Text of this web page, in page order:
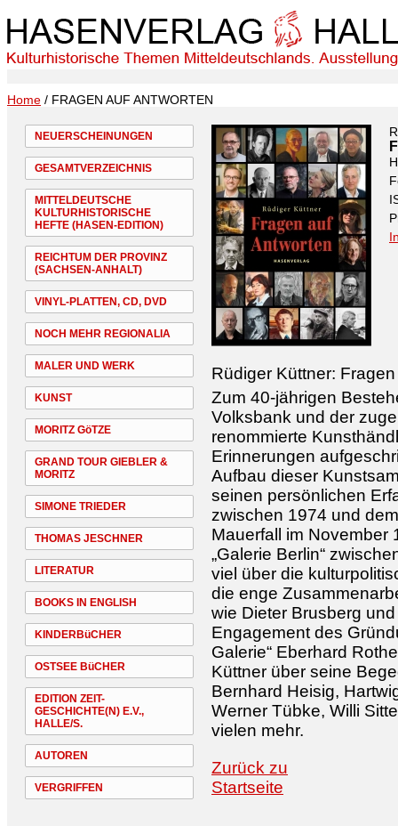
Home / FRAGEN AUF ANTWORTEN
NEUERSCHEINUNGEN
GESAMTVERZEICHNIS
MITTELDEUTSCHE
KULTURHISTORISCHE
HEFTE (HASEN-EDITION)
REICHTUM DER PROVINZ
(SACHSEN-ANHALT)
VINYL-PLATTEN, CD, DVD
NOCH MEHR REGIONALIA
MALER UND WERK
KUNST
MORITZ GöTZE
GRAND TOUR GIEBLER &
MORITZ
SIMONE TRIEDER
THOMAS JESCHNER
LITERATUR
BOOKS IN ENGLISH
KINDERBüCHER
OSTSEE BüCHER
EDITION ZEIT-
GESCHICHTE(N) E.V.,
HALLE/S.
AUTOREN
VERGRIFFEN
Rüdiger Küttner:
Zum 40-jährigen
Volksbank und der
renommierte
Erinnerungen
Aufbau dieser
seinen persönlichen
zwischen 1974 und dem
Mauerfall im November
„Galerie Berlin“
viel über die
die enge
wie Dieter Brusberg
Engagement des
Galerie“ Eberhard
Küttner über seine
Bernhard Heisig,
Werner Tübke, Willi
vielen mehr.
Zurück zu
Startseite